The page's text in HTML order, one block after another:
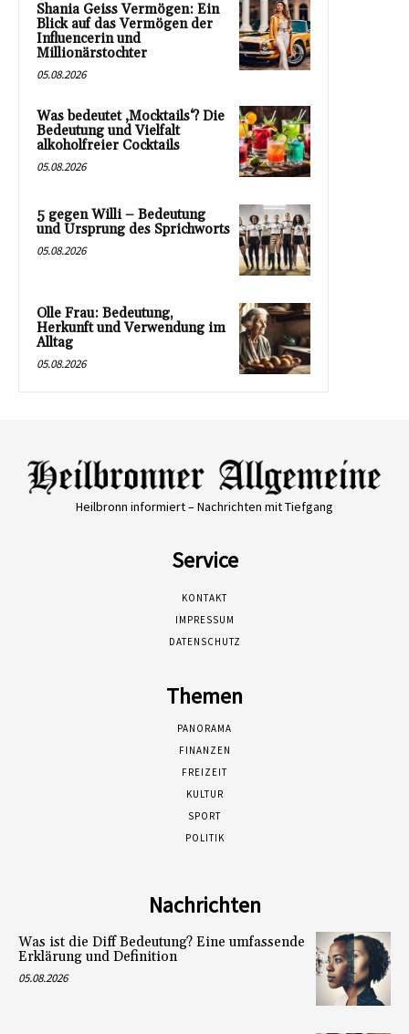
Shania Geiss Vermögen: Ein
Blick auf das Vermögen der
Influencerin und
Millionärstochter
05.08.2026
Was bedeutet ‚Mocktails‘? Die
Bedeutung und Vielfalt
alkoholfreier Cocktails
05.08.2026
5 gegen Willi – Bedeutung
und Ursprung des Sprichworts
05.08.2026
Olle Frau: Bedeutung,
Herkunft und Verwendung im
Alltag
05.08.2026
Heilbronn informiert – Nachrichten mit Tiefgang
Service
KONTAKT
IMPRESSUM
DATENSCHUTZ
Themen
PANORAMA
FINANZEN
FREIZEIT
KULTUR
SPORT
POLITIK
Nachrichten
Was ist die Diff Bedeutung? Eine umfassende
Erklärung und Definition
05.08.2026